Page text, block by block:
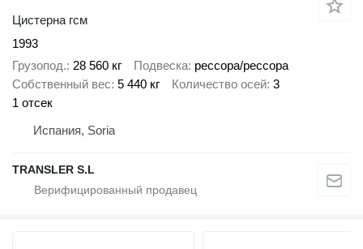
Цистерна гсм
1993
Грузопод. 28 560 кг Подвеска рессора/рессора
Собственный вес 5 440 кг Количество осей 3
1 отсек
Испания, Soria
TRANSLER S.L